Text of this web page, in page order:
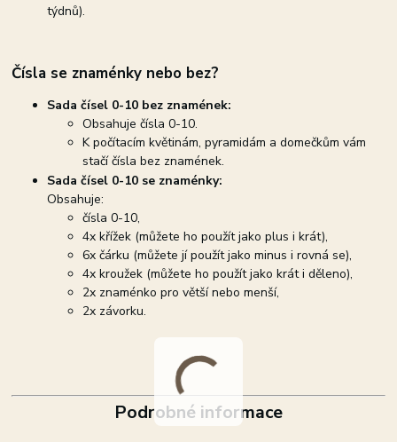
týdnů).
Čísla se znaménky nebo bez?
Sada čísel 0-10 bez znamének:
Obsahuje čísla 0-10.
K počítacím květinám, pyramidám a domečkům vám
stačí čísla bez znamének.
Sada čísel 0-10 se znaménky:
Obsahuje:
čísla 0-10,
4x křížek (můžete ho použít jako plus i krát),
6x čárku (můžete jí použít jako minus i rovná se),
4x kroužek (můžete ho použít jako krát i děleno),
2x znaménko pro větší nebo menší,
2x závorku.
Podrobné informace